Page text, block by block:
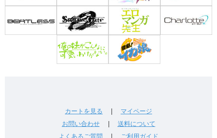
カートを見る
マイページ
お問い合わせ| 送料について
よくあるご質問
ご利用ガイド